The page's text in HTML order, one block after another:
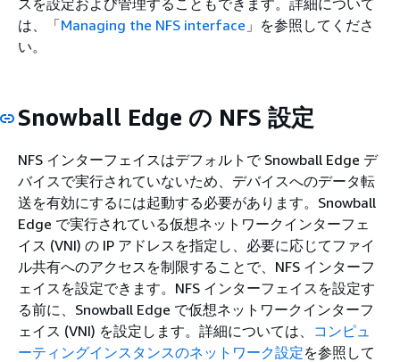
スを設定および管理することもできます。詳細について
は、「Managing the NFS interface 」を参照してくださ
い。
Snowball Edge の NFS 設定
NFS インターフェイスはデフォルトで Snowball Edge デ
バイスで実行されていないため、デバイスへのデータ転
送を有効にするには起動する必要があります。Snowball
Edge で実行されている仮想ネットワークインターフェ
イス (VNI) の IP アドレスを指定し、必要に応じてファイ
ル共有へのアクセスを制限することで、NFS インターフ
ェイスを設定できます。NFS インターフェイスを設定す
る前に、Snowball Edge で仮想ネットワークインターフ
ェイス (VNI) を設定します。詳細については、 コンピュ
ーティングインスタンスのネットワーク設定を参照して